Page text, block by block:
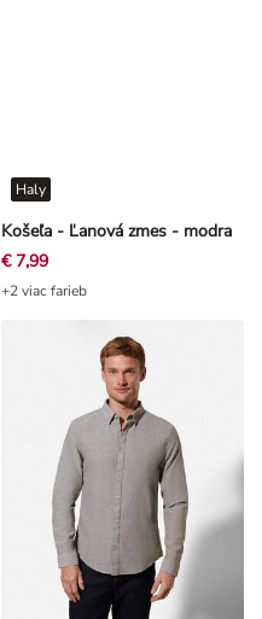
Košeľa - Ľanová zmes - modra
Haly
€ 7,99
+2 viac farieb